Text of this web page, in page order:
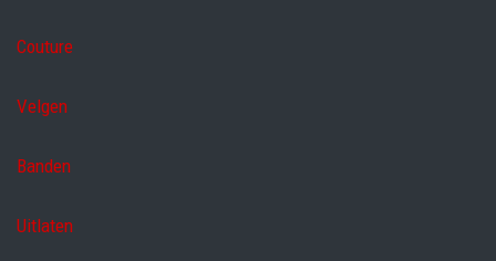
Couture
Velgen
Banden
Uitlaten